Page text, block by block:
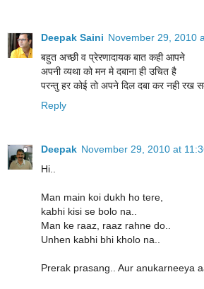
Deepak Saini November 29, 2010
बहुत अच्छी व प्रेरणादायक बात कही आपने
अपनी व्यथा को मन मे दबाना ही उचित है
परन्तु हर कोई तो अपने दिल दबा कर नही रख
Reply
Deepak November 29, 2010 at
Hi..
Man main koi dukh ho tere,
kabhi kisi se bolo na..
Man ke raaz, raaz rahne do..
Unhen kabhi bhi kholo na..
Prerak prasang.. Aur anukarneeya